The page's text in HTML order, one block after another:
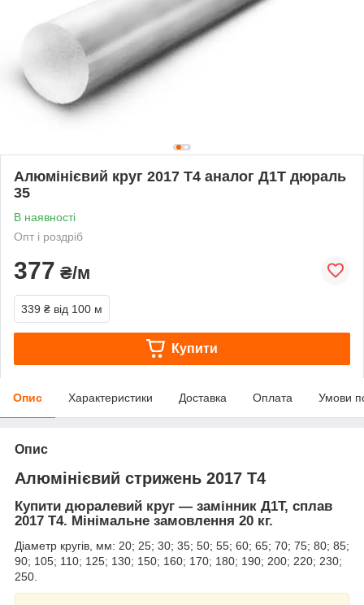
Алюмінієвий круг 2017 Т4 аналог Д1Т дюраль
35
В наявності
Опт і роздріб
377 ₴/м
339 ₴ від 100 м
Купити
Опис Характеристики Доставка Оплата Умови
Опис
Алюмінієвий стрижень 2017 Т4
Купити дюралевий круг — замінник Д1Т, сплав
2017 Т4. Мінімальне замовлення 20 кг.
Діаметр кругів, мм: 20; 25; 30; 35; 50; 55; 60; 65; 70; 75; 80; 85;
90; 105; 110; 125; 130; 150; 160; 170; 180; 190; 200; 220; 230;
250.